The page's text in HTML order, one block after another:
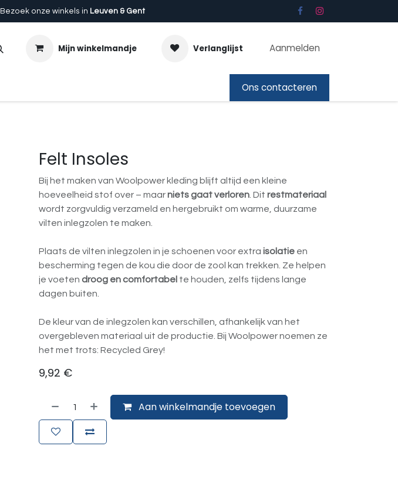
Bezoek onze winkels in Leuven & Gent
Mijn winkelmandje Verlanglijst Aanmelden
Ons contacteren
Felt Insoles
Bij het maken van Woolpower kleding blijft altijd een kleine
hoeveelheid stof over – maarniets gaat verloren. Dit restmateriaal
wordt zorgvuldig verzameld en hergebruikt om warme, duurzame
vilten inlegzolen te maken.
Plaats de vilten inlegzolen in je schoenen voor extra isolatie en
bescherming tegen de kou die door de zool kan trekken. Ze helpen
je voeten droog en comfortabel te houden, zelfs tijdens lange
dagen buiten.
De kleur van de inlegzolen kan verschillen, afhankelijk van het
overgebleven materiaal uit de productie. Bij Woolpower noemen ze
het met trots: Recycled Grey!
9,92 €
Aan winkelmandje toevoegen